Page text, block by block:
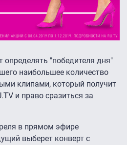
определять "победителя дня"
наибольшее количество
клипами, который получит
и право сразиться за
в прямом эфире
выберет конверт с